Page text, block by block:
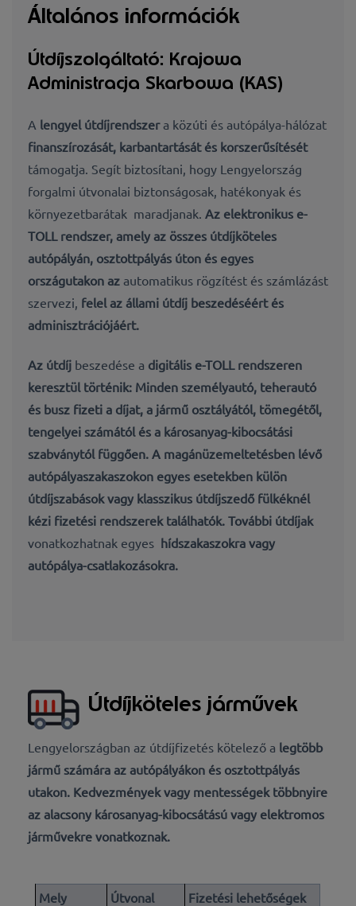
Általános információk
Útdíjszolgáltató: Krajowa
Administracja Skarbowa (KAS)
A lengyel útdíjrendszera közúti és autópálya-hálózat
finanszírozását, karbantartását és korszerűsítését
támogatja. Segít biztosítani, hogy Lengyelország
forgalmi útvonalai biztonságosak, hatékonyak és
környezetbarátak maradjanak. Az elektronikus e-
TOLL rendszer, amely az összes útdíjköteles
autópályán, osztottpályás úton és egyes
országutakon az automatikus rögzítést és számlázást
szervezi felel az állami útdíj beszedéséért és
adminisztrációjáért.
Az útdíj beszedése a digitális e-TOLL rendszeren
keresztül történik: Minden személyautó, teherautó
és busz fizeti a díjat, a jármű osztályától, tömegétől,
tengelyei számától és a károsanyag-kibocsátási
szabványtól függően. A magánüzemeltetésben lévő
autópályaszakaszokon egyes esetekben külön
útdíjszabások vagy klasszikus útdíjszedő fülkéknél
kézi fizetési rendszerek találhatók. További útdíjak
vonatkozhatnak egyes hídszakaszokra vagy
autópálya-csatlakozásokra.
Útdíjköteles járművek
Lengyelországban az útdíjfizetés kötelező a legtöbb
jármű számára az autópályákon és osztottpályás
utakon. Kedvezmények vagy mentességek többnyire
az alacsony károsanyag-kibocsátású vagy elektromos
járművekre vonatkoznak.
Mely Útvonal Fizetési lehetőségek